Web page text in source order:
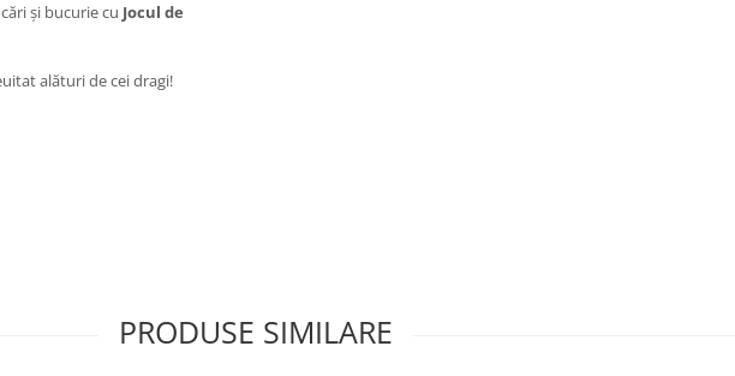
și bucurie cu Jocul de
alături de cei dragi!
PRODUSE SIMILARE